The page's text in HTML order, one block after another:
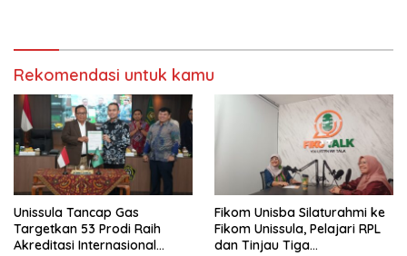
Rekomendasi untuk kamu
Unissula Tancap Gas
Targetkan 53 Prodi Raih
Akreditasi Internasional
Fikom Unisba Silaturahmi ke
Fikom Unissula, Pelajari RPL
dan Tinjau Tiga